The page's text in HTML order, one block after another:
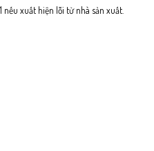
1 nếu xuất hiện lỗi từ nhà sản xuất.